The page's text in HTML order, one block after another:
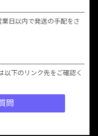
日以内で発送の手配をさ
以下のリンク先をご確認く
問